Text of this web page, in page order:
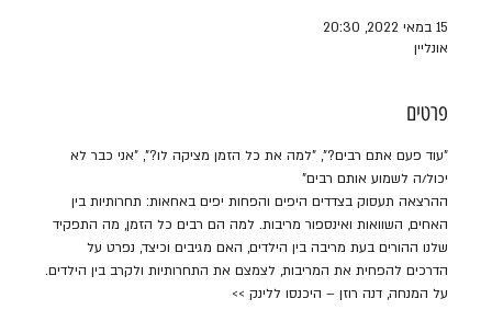
15 במאי 2022, 20:30
אונליין
פרטים
"עוד פעם אתם רבים?", "למה את כל הזמן מציקה לו?", "אני כבר לא
יכול/ה לשמוע אותם רבים"
ההרצאה תעסוק בצדדים היפים והפחות יפים באחאות: תחרותיות בין
האחים, השוואות ואינספור מריבות. למה הם רבים כל הזמן, מה התפקיד
שלנו ההורים בעת מריבה בין הילדים, האם מגיבים וכיצד, נפרט על
הדרכים להפחית את המריבות, לצמצם את התחרותיות ולקרב בין הילדים.
על המנחה, דנה רוזן – היכנסו ללינק >>